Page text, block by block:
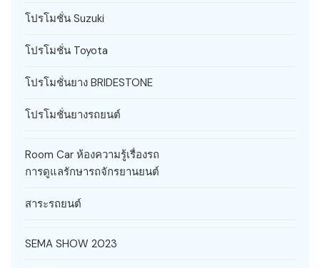
โปรโมชั่น Suzuki
โปรโมชั่น Toyota
โปรโมชั่นยาง BRIDESTONE
โปรโมชั่นยางรถยนต์
Room Car ห้องความรู้เรื่องรถ
การดูแลรักษารถจักรยานยนต์
สาระรถยนต์
SEMA SHOW 2023